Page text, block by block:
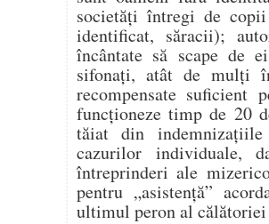
societăți întregi de
identificat, săracii);
încântate să scape de
sifonați, atât de mulți
recompensate suficient
funcționeze timp de 20
tăiat din
cazurilor individuale,
întreprinderi ale
pentru „asistență”
ultimul peron al